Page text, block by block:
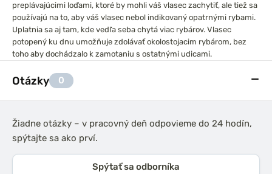
preplávajúcimi loďami, ktoré by mohli váš vlasec zachytiť, ale tiež sa
používajú na to, aby váš vlasec nebol indikovaný opatrnými rybami.
Uplatnia sa aj tam, kde vedľa seba chytá viac rybárov. Vlasec
potopený ku dnu umožňuje zdolávať okolostojacim rybárom, bez
toho aby dochádzalo k zamotaniu s ostatnými udicami.
Otázky 0
Žiadne otázky – v pracovný deň odpovieme do 24 hodín,
spýtajte sa ako prví.
Spýtať sa odborníka